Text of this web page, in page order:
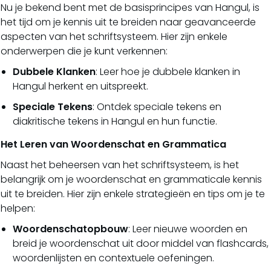
Nu je bekend bent met de basisprincipes van Hangul, is
het tijd om je kennis uit te breiden naar geavanceerde
aspecten van het schriftsysteem. Hier zijn enkele
onderwerpen die je kunt verkennen:
Dubbele Klanken: Leer hoe je dubbele klanken in
Hangul herkent en uitspreekt.
Speciale Tekens: Ontdek speciale tekens en
diakritische tekens in Hangul en hun functie.
Het Leren van Woordenschat en Grammatica
Naast het beheersen van het schriftsysteem, is het
belangrijk om je woordenschat en grammaticale kennis
uit te breiden. Hier zijn enkele strategieën en tips om je te
helpen:
Woordenschatopbouw: Leer nieuwe woorden en
breid je woordenschat uit door middel van flashcards,
woordenlijsten en contextuele oefeningen.